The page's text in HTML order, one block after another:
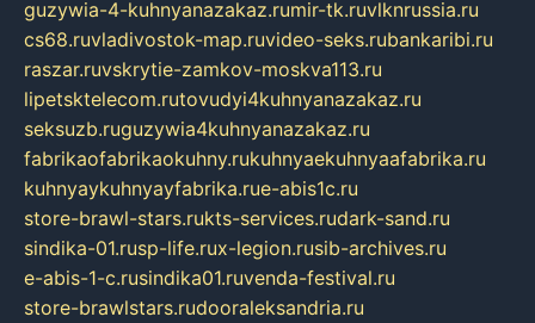
guzywia-4-kuhnyanazakaz.rumir-tk.ruvlknrussia.ru
cs68.ruvladivostok-map.ruvideo-seks.rubankaribi.ru
raszar.ruvskrytie-zamkov-moskva113.ru
lipetsktelecom.rutovudyi4kuhnyanazakaz.ru
seksuzb.ruguzywia4kuhnyanazakaz.ru
fabrikaofabrikaokuhny.rukuhnyaekuhnyaafabrika.ru
kuhnyaykuhnyayfabrika.rue-abis1c.ru
store-brawl-stars.rukts-services.rudark-sand.ru
sindika-01.rusp-life.rux-legion.rusib-archives.ru
e-abis-1-c.rusindika01.ruvenda-festival.ru
store-brawlstars.rudooraleksandria.ru